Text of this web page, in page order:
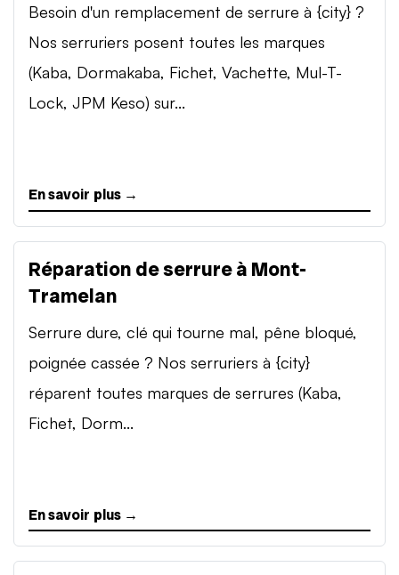
Besoin d'un remplacement de serrure à {city} ?
Nos serruriers posent toutes les marques
(Kaba, Dormakaba, Fichet, Vachette, Mul-T-
Lock, JPM Keso) sur...
En savoir plus →
Réparation de serrure à Mont-
Tramelan
Serrure dure, clé qui tourne mal, pêne bloqué,
poignée cassée ? Nos serruriers à {city}
réparent toutes marques de serrures (Kaba,
Fichet, Dorm...
En savoir plus →